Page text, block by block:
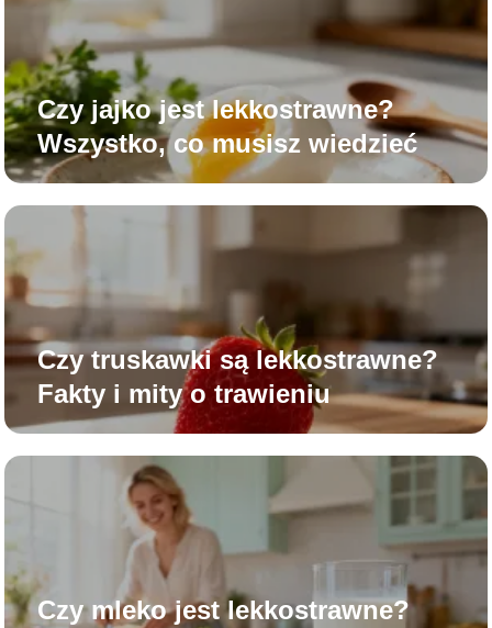
Czy jajko jest lekkostrawne?
Wszystko, co musisz wiedzieć
Czy truskawki są lekkostrawne?
Fakty i mity o trawieniu
Czy mleko jest lekkostrawne?